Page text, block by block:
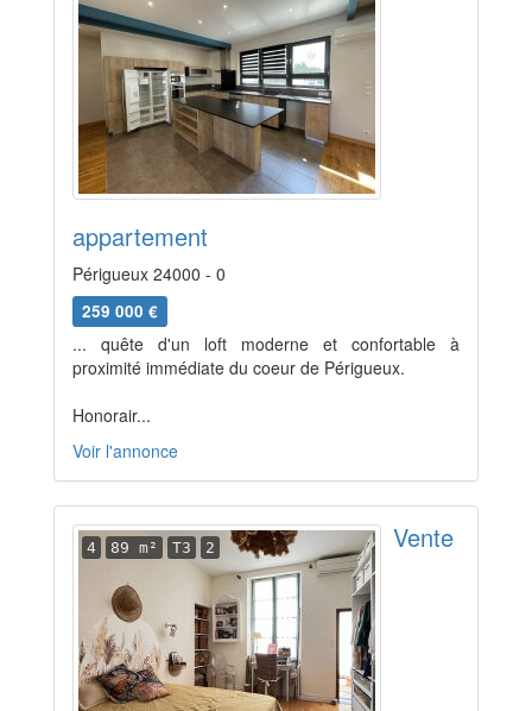
appartement
Périgueux 24000 - 0
259 000 €
... quête d'un loft moderne et confortable à
proximité immédiate du coeur de Périgueux.
Honorair...
Voir l'annonce
4 89 m² T3 2 Vente